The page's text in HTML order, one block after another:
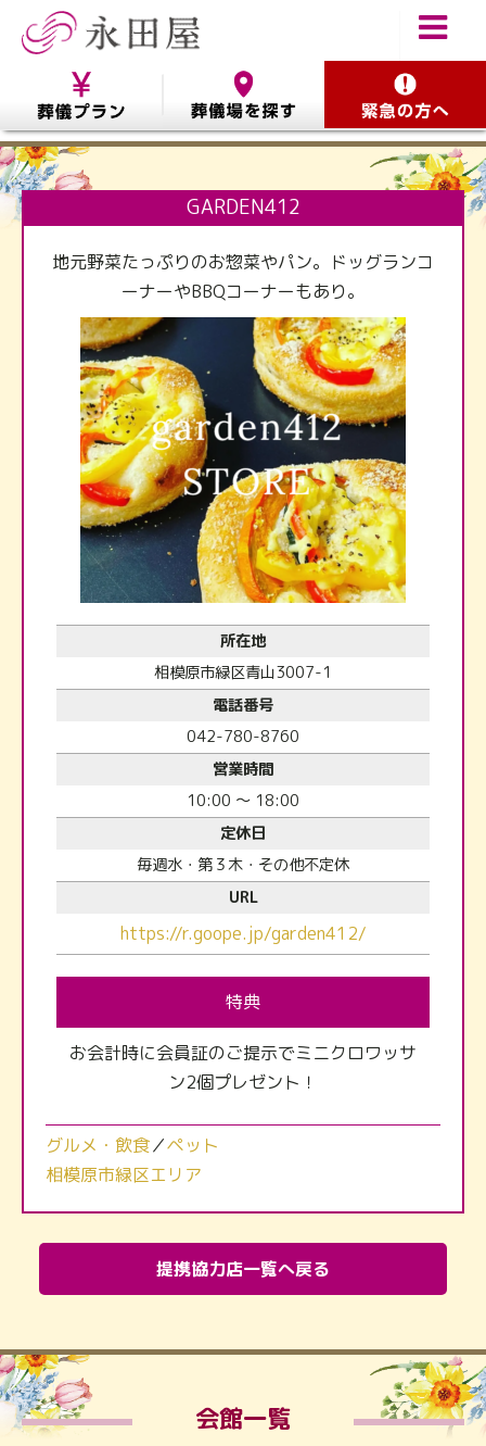
GARDEN412
地元野菜たっぷりのお惣菜やパン。ドッグランコ
ーナーやBBQコーナーもあり。
所在地
相模原市緑区青山3007-1
電話番号
042-780-8760
営業時間
10:00 ～ 18:00
定休日
毎週水・第３木・その他不定休
URL
https://r.goope.jp/garden412/
特典
お会計時に会員証のご提示でミニクロワッサ
ン2個プレゼント！
グルメ・飲食／ペット
相模原市緑区エリア
提携協力店一覧へ戻る
会館一覧